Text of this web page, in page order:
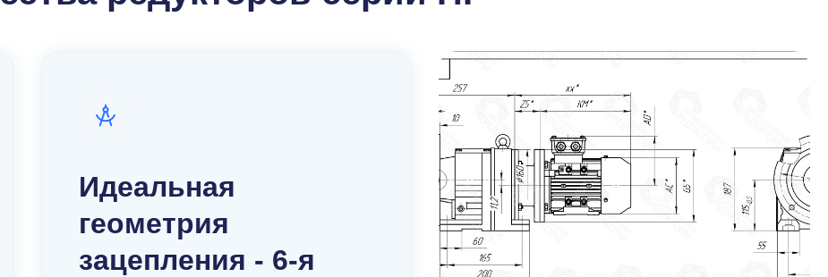
Идеальная
геометрия
зацепления - 6-я